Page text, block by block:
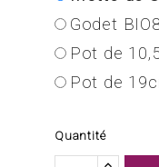
Godet
Pot de
Pot de
Quantité